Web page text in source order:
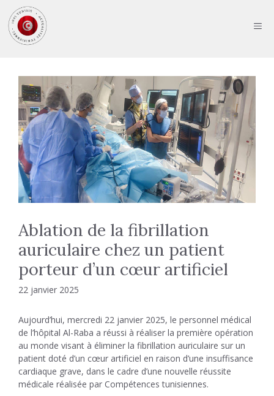
au
contenu
Ablation de la fibrillation
auriculaire chez un patient
porteur d’un cœur artificiel
22 janvier 2025
Aujourd’hui, mercredi 22 janvier 2025, le personnel médical
de l’hôpital Al-Raba a réussi à réaliser la première opération
au monde visant à éliminer la fibrillation auriculaire sur un
patient doté d’un cœur artificiel en raison d’une insuffisance
cardiaque grave, dans le cadre d’une nouvelle réussite
médicale réalisée par Compétences tunisiennes.